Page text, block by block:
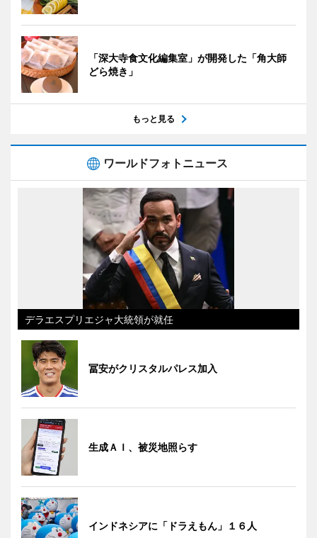
「深大寺食文化編集室」が開発した「角大師
どら焼き」
もっと見る
ワールドフォトニュース
デラエスプリエジャ大統領が就任
冨安がクリスタルパレス加入
生成ＡＩ、被災地照らす
インドネシアに「ドラえもん」１６人